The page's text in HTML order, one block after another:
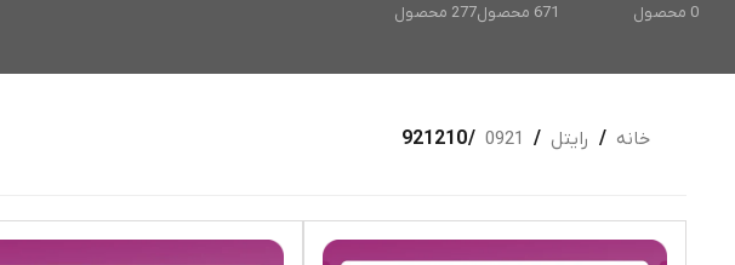
0 محصول 671 محصول 277 محصول
خانه / رایتل /
0921
/ 921210